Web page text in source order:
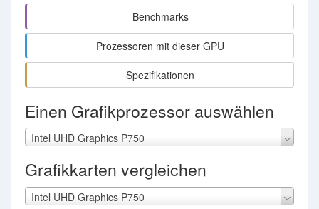
Benchmarks
Prozessoren mit dieser GPU
Spezifikationen
Einen Grafikprozessor auswählen
Intel UHD Graphics P750
Grafikkarten vergleichen
Intel UHD Graphics P750